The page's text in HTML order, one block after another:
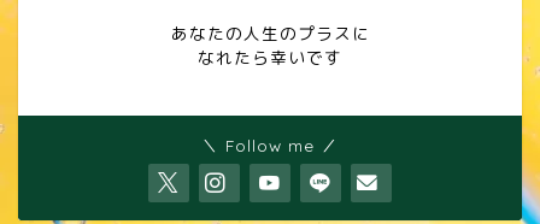
あなたの人生のプラスに
なれたら幸いです
＼ Follow me ／